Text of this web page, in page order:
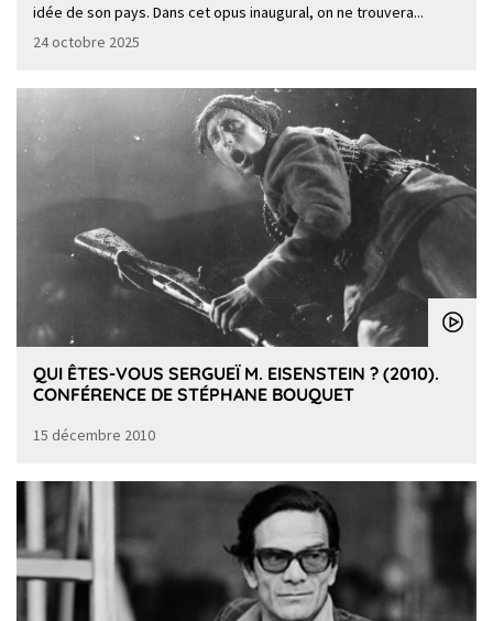
idée de son pays. Dans cet opus inaugural, on ne trouvera...
24 octobre 2025
QUI ÊTES-VOUS SERGUEÏ M. EISENSTEIN ? (2010).
CONFÉRENCE DE STÉPHANE BOUQUET
15 décembre 2010